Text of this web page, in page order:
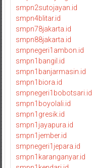
smpn2sutojayan.id
smpn4blitar.id
smpn78jakarta.id
smpn88jakarta.id
smpnegeri1ambon.id
smpn1bangil.id
smpn1banjarmasin.id
smpn1biora.id
smpnegeri1bobotsari.id
smpn1boyolali.id
smpn1gresik.id
smpn1jayapura.id
smpn1jember.id
smpnegeri1jepara.id
smpn1karanganyar.id